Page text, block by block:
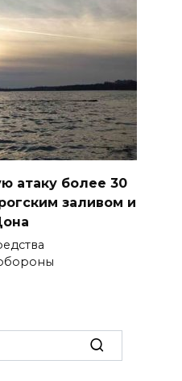
атаку более 30
заливом и